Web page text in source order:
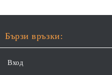
Бързи връзки:
Вход